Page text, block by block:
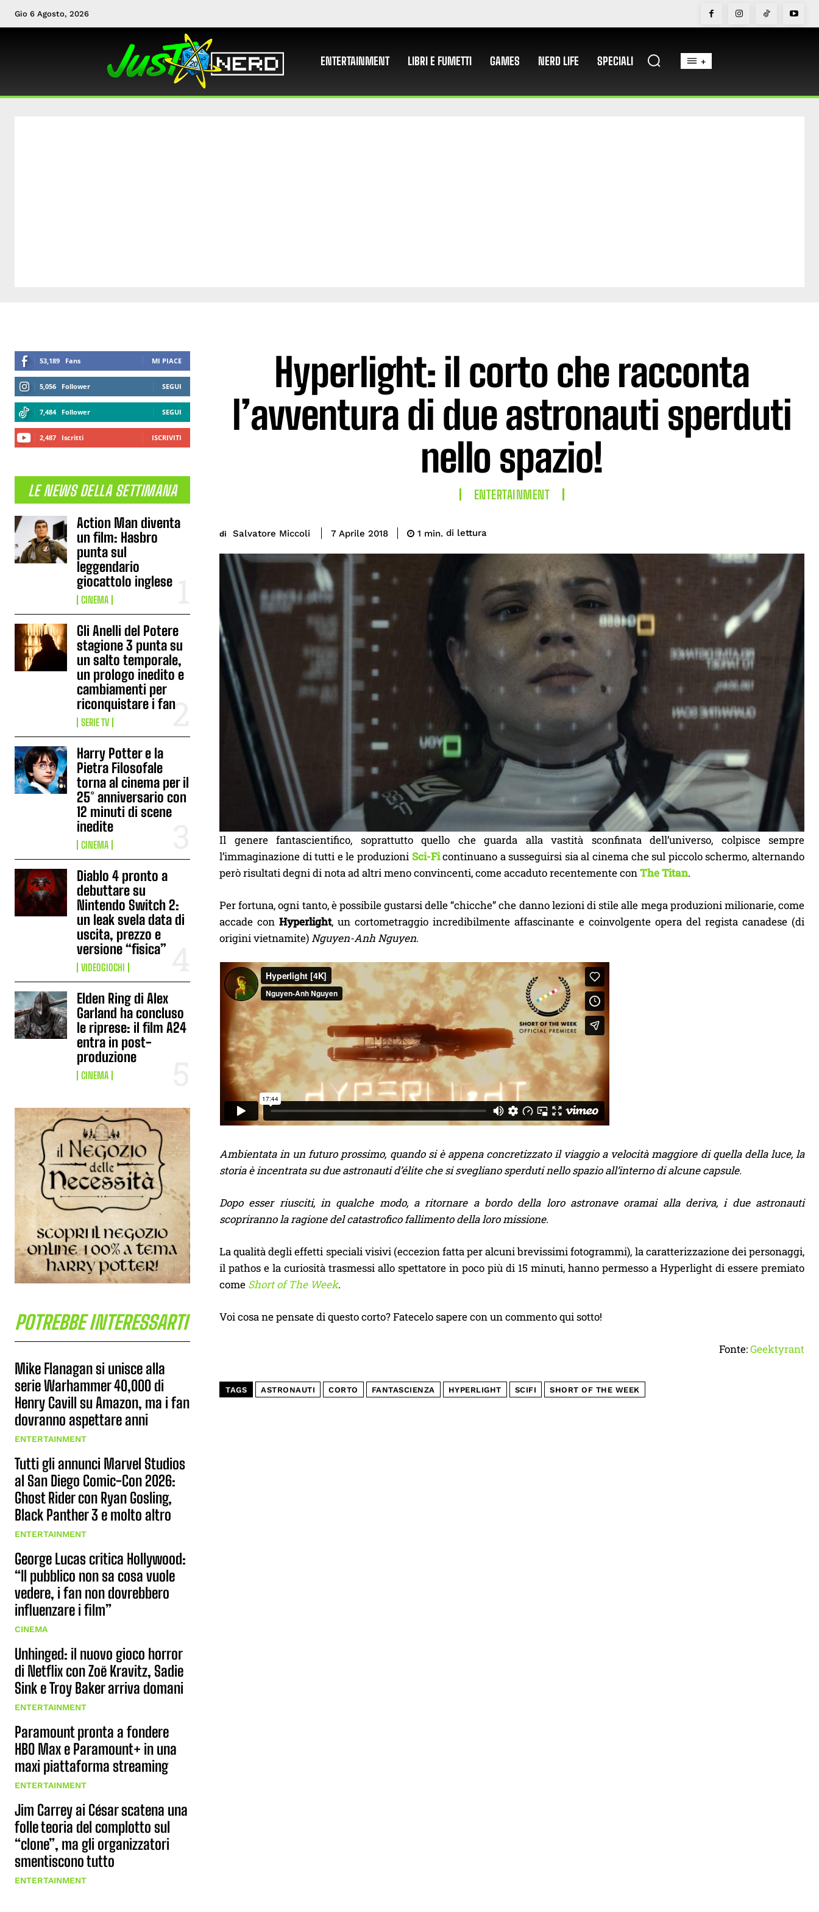
Gio 6 Agosto, 2026
ENTERTAINMENT LIBRI E FUMETTI GAMES NERD LIFE SPECIALI +
53,189 Fans MI PIACE
5,056 Follower SEGUI
7,484 Follower SEGUI
2,487 Iscritti ISCRIVITI
LE NEWS DELLA SETTIMANA
Action Man diventa
un film: Hasbro
punta sul
leggendario
giocattolo inglese
CINEMA
Gli Anelli del Potere
stagione 3 punta su
un salto temporale,
un prologo inedito e
cambiamenti per
riconquistare i fan
SERIE TV
Harry Potter e la
Pietra Filosofale
torna al cinema per il
25° anniversario con
12 minuti di scene
inedite
CINEMA
Diablo 4 pronto a
debuttare su
Nintendo Switch 2:
un leak svela data di
uscita, prezzo e
versione “fisica”
VIDEOGIOCHI
Elden Ring di Alex
Garland ha concluso
le riprese: il film A24
entra in post-
produzione
CINEMA
POTREBBE INTERESSARTI
Mike Flanagan si unisce alla
serie Warhammer 40,000 di
Henry Cavill su Amazon, ma i fan
dovranno aspettare anni
ENTERTAINMENT
Tutti gli annunci Marvel Studios
al San Diego Comic-Con 2026:
Ghost Rider con Ryan Gosling,
Black Panther 3 e molto altro
ENTERTAINMENT
George Lucas critica Hollywood:
“Il pubblico non sa cosa vuole
vedere, i fan non dovrebbero
influenzare i film”
CINEMA
Unhinged: il nuovo gioco horror
di Netflix con Zoë Kravitz, Sadie
Sink e Troy Baker arriva domani
ENTERTAINMENT
Paramount pronta a fondere
HBO Max e Paramount+ in una
maxi piattaforma streaming
ENTERTAINMENT
Jim Carrey ai César scatena una
folle teoria del complotto sul
“clone”, ma gli organizzatori
smentiscono tutto
ENTERTAINMENT
Hyperlight: il corto che racconta
l’avventura di due astronauti sperduti
nello spazio!
ENTERTAINMENT
di Salvatore Miccoli 7 Aprile 2018 1 min. di lettura
Il genere fantascientifico, soprattutto quello che guarda alla vastità sconfinata dell’universo, colpisce sempre
l’immaginazione di tutti e le produzioni Sci-Ficontinuano a susseguirsi sia al cinema che sul piccolo schermo, alternando
però risultati degni di nota ad altri meno convincenti, come accaduto recentemente conThe Titan.
Per fortuna, ogni tanto, è possibile gustarsi delle “chicche” che danno lezioni di stile alle mega produzioni milionarie, come
accade conHyperlight, un cortometraggio incredibilmente affascinante e coinvolgente opera del regista canadese (di
origini vietnamite)Nguyen-Anh Nguyen.
Ambientata in un futuro prossimo, quando si è appena concretizzato il viaggio a velocità maggiore di quella della luce, la
storia è incentrata su due astronauti d’élite che si svegliano sperduti nello spazio all’interno di alcune capsule.
Dopo esser riusciti, in qualche modo, a ritornare a bordo della loro astronave oramai alla deriva, i due astronauti
scopriranno la ragione del catastrofico fallimento della loro missione.
La qualità degli effetti speciali visivi (eccezion fatta per alcuni brevissimi fotogrammi), la caratterizzazione dei personaggi,
il pathos e la curiosità trasmessi allo spettatore in poco più di 15 minuti, hanno permesso a Hyperlight di essere premiato
come Short of The Week.
Voi cosa ne pensate di questo corto? Fatecelo sapere con un commento qui sotto!
Fonte:Geektyrant
TAGS ASTRONAUTI CORTO FANTASCIENZA HYPERLIGHT SCIFI SHORT OF THE WEEK